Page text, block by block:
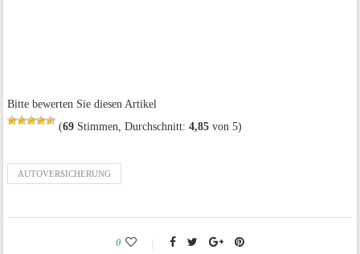
Bitte bewerten Sie diesen Artikel
(69Stimmen, Durchschnitt: 4,85von 5)
AUTOVERSICHERUNG
0